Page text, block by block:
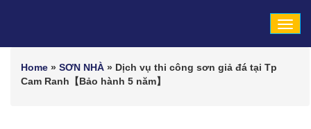
Home » SƠN NHÀ » Dịch vụ thi công sơn giả đá tại Tp
Cam Ranh【Bảo hành 5 năm】